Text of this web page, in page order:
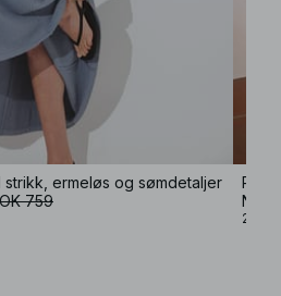
strikk, ermeløs og sømdetaljer
759
NOK
2